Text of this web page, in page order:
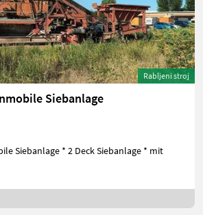
Rabljeni stroj
Siebanlage
Siebanlage * 2 Deck Siebanlage * mit